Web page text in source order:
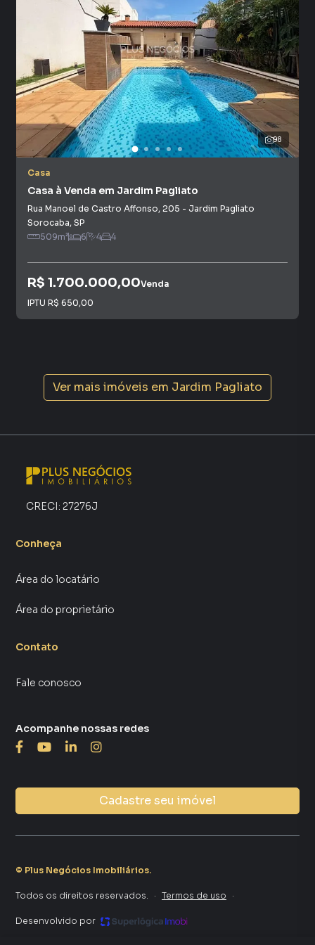
98
Casa
Casa à Venda em Jardim Pagliato
Rua Manoel de Castro Affonso, 205 - Jardim Pagliato
Sorocaba, SP
509m² 6 4 4
R$ 1.700.000,00Venda
IPTU R$ 650,00
Ver mais imóveis em Jardim Pagliato
CRECI: 27276J
Conheça
Área do locatário
Área do proprietário
Contato
Fale conosco
Cadastre seu imóvel
Acompanhe nossas redes
© Plus Negócios Imobiliários.
Todos os direitos reservados. · Termos de uso ·
Desenvolvido por